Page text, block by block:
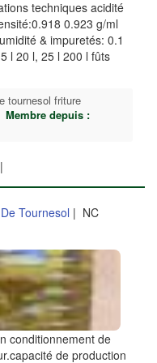
techniques acidité
0.923 g/ml
& impuretés: 0.1
l 20 l, 25 l 200 l fûts
tournesol friture
Membre depuis :
|
Tournesol | NC
conditionnement de
de production